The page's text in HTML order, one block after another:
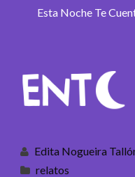
Esta Noche Te
Edita Nogueira
relatos